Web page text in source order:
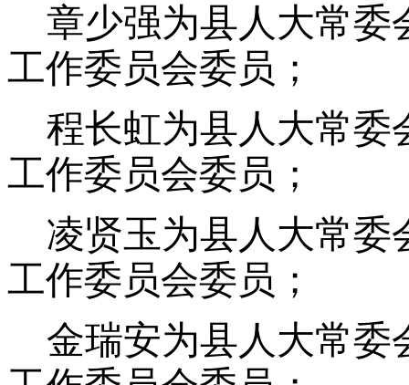
章少强为县人大常委
工作委员会委员；
程长虹为县人大常委
工作委员会委员；
凌贤玉为县人大常委
工作委员会委员；
金瑞安为县人大常委